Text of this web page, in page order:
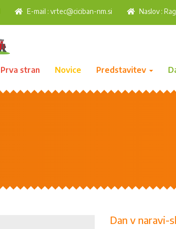
E-mail : vrtec@ciciban-nm.si Naslov :
Prva stran Novice Predstavitev
Dan v naravi-